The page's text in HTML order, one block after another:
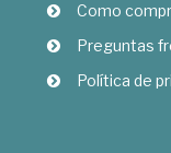
Como
Preguntas
Política de